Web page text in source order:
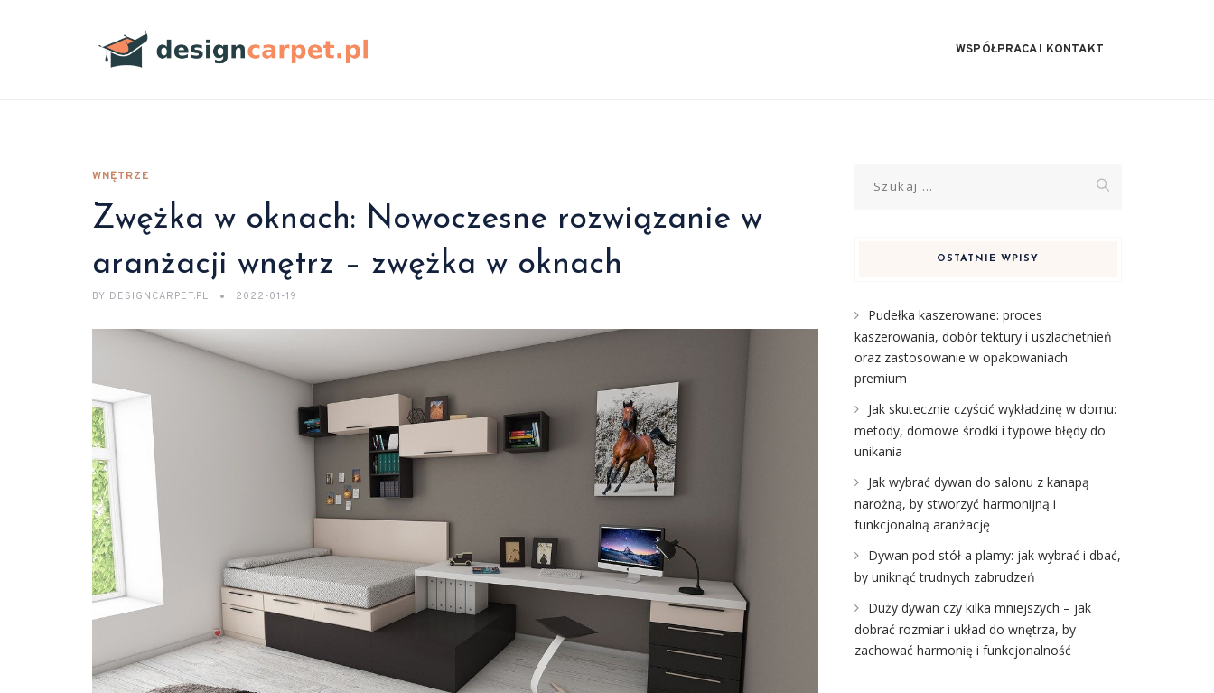
WSPÓŁPRACA I KONTAKT
WNĘTRZE
Zwężka w oknach: Nowoczesne rozwiązanie w
aranżacji wnętrz – zwężka w oknach
BY DESIGNCARPET.PL 2022-01-19
OSTATNIE WPISY
Pudełka kaszerowane: proces
kaszerowania, dobór tektury i uszlachetnień
oraz zastosowanie w opakowaniach
premium
Jak skutecznie czyścić wykładzinę w domu:
metody, domowe środki i typowe błędy do
unikania
Jak wybrać dywan do salonu z kanapą
narożną, by stworzyć harmonijną i
funkcjonalną aranżację
Dywan pod stół a plamy: jak wybrać i dbać,
by uniknąć trudnych zabrudzeń
Duży dywan czy kilka mniejszych – jak
dobrać rozmiar i układ do wnętrza, by
zachować harmonię i funkcjonalność